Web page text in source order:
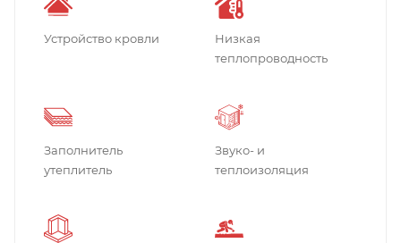
Устройство кровли
Низкая
теплопроводность
Заполнитель
утеплитель
Звуко- и
теплоизоляция